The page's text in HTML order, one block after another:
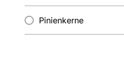
Pinienkerne